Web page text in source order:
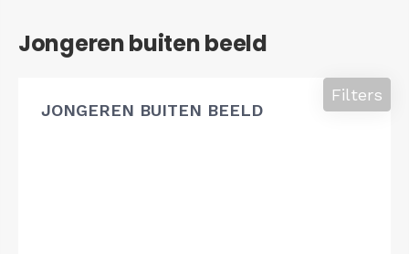
Jongeren buiten beeld
JONGEREN BUITEN BEELD
Filters